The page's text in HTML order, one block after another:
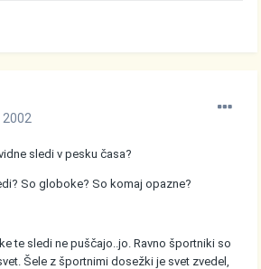
2002
sledi v pesku časa?
So globoke? So komaj opazne?
te sledi ne puščajo..jo. Ravno športniki so
Šele z športnimi dosežki je svet zvedel,